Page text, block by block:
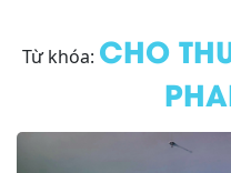
Từ khóa: CHO